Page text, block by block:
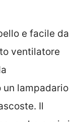
e facile da
ventilatore
un lampadario
Il